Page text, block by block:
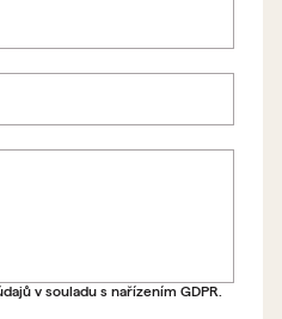
formulář
v souladu s nařízením GDPR.